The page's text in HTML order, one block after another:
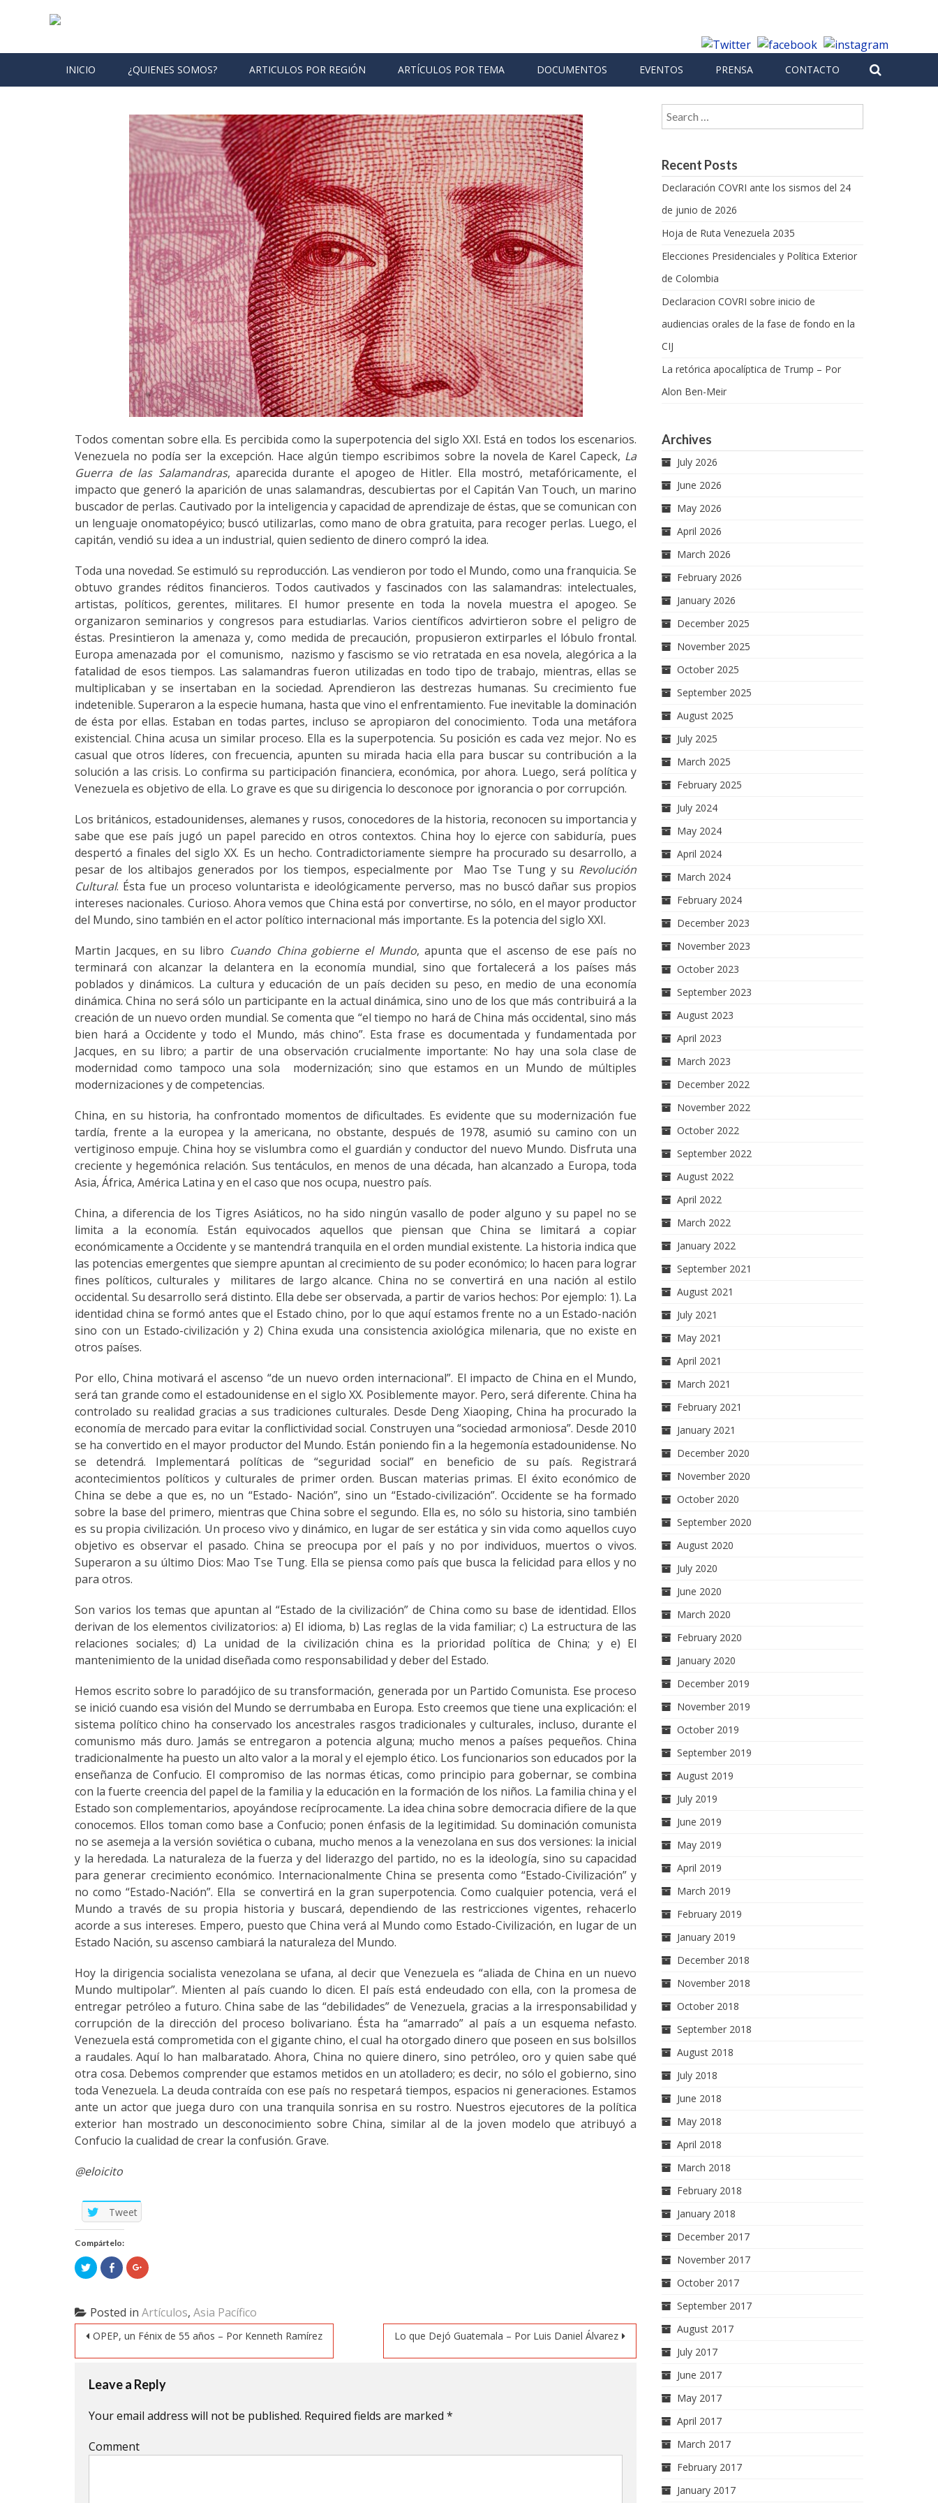
INICIO ¿QUIENES SOMOS? ARTICULOS POR REGIÓN ARTÍCULOS POR TEMA DOCUMENTOS EVENTOS PRENSA CONTACTO
Todos comentan sobre ella. Es percibida como la superpotencia del siglo XXI. Está en todos los escenarios.
Venezuela no podía ser la excepción. Hace algún tiempo escribimos sobre la novela de Karel Capeck, La
Guerra de las Salamandras, aparecida durante el apogeo de Hitler. Ella mostró, metafóricamente, el
impacto que generó la aparición de unas salamandras, descubiertas por el Capitán Van Touch, un marino
buscador de perlas. Cautivado por la inteligencia y capacidad de aprendizaje de éstas, que se comunican con
un lenguaje onomatopéyico; buscó utilizarlas, como mano de obra gratuita, para recoger perlas. Luego, el
capitán, vendió su idea a un industrial, quien sediento de dinero compró la idea.
Toda una novedad. Se estimuló su reproducción. Las vendieron por todo el Mundo, como una franquicia. Se
obtuvo grandes réditos financieros. Todos cautivados y fascinados con las salamandras: intelectuales,
artistas, políticos, gerentes, militares. El humor presente en toda la novela muestra el apogeo. Se
organizaron seminarios y congresos para estudiarlas. Varios científicos advirtieron sobre el peligro de
éstas. Presintieron la amenaza y, como medida de precaución, propusieron extirparles el lóbulo frontal.
Europa amenazada por el comunismo, nazismo y fascismo se vio retratada en esa novela, alegórica a la
fatalidad de esos tiempos. Las salamandras fueron utilizadas en todo tipo de trabajo, mientras, ellas se
multiplicaban y se insertaban en la sociedad. Aprendieron las destrezas humanas. Su crecimiento fue
indetenible. Superaron a la especie humana, hasta que vino el enfrentamiento. Fue inevitable la dominación
de ésta por ellas. Estaban en todas partes, incluso se apropiaron del conocimiento. Toda una metáfora
existencial. China acusa un similar proceso. Ella es la superpotencia. Su posición es cada vez mejor. No es
casual que otros líderes, con frecuencia, apunten su mirada hacia ella para buscar su contribución a la
solución a las crisis. Lo confirma su participación financiera, económica, por ahora. Luego, será política y
Venezuela es objetivo de ella. Lo grave es que su dirigencia lo desconoce por ignorancia o por corrupción.
Los británicos, estadounidenses, alemanes y rusos, conocedores de la historia, reconocen su importancia y
sabe que ese país jugó un papel parecido en otros contextos. China hoy lo ejerce con sabiduría, pues
despertó a finales del siglo XX. Es un hecho. Contradictoriamente siempre ha procurado su desarrollo, a
pesar de los altibajos generados por los tiempos, especialmente por Mao Tse Tung y su Revolución
Cultural. Ésta fue un proceso voluntarista e ideológicamente perverso, mas no buscó dañar sus propios
intereses nacionales. Curioso. Ahora vemos que China está por convertirse, no sólo, en el mayor productor
del Mundo, sino también en el actor político internacional más importante. Es la potencia del siglo XXI.
Martin Jacques, en su libro Cuando China gobierne el Mundo, apunta que el ascenso de ese país no
terminará con alcanzar la delantera en la economía mundial, sino que fortalecerá a los países más
poblados y dinámicos. La cultura y educación de un país deciden su peso, en medio de una economía
dinámica. China no será sólo un participante en la actual dinámica, sino uno de los que más contribuirá a la
creación de un nuevo orden mundial. Se comenta que “el tiempo no hará de China más occidental, sino más
bien hará a Occidente y todo el Mundo, más chino”. Esta frase es documentada y fundamentada por
Jacques, en su libro; a partir de una observación crucialmente importante: No hay una sola clase de
modernidad como tampoco una sola modernización; sino que estamos en un Mundo de múltiples
modernizaciones y de competencias.
China, en su historia, ha confrontado momentos de dificultades. Es evidente que su modernización fue
tardía, frente a la europea y la americana, no obstante, después de 1978, asumió su camino con un
vertiginoso empuje. China hoy se vislumbra como el guardián y conductor del nuevo Mundo. Disfruta una
creciente y hegemónica relación. Sus tentáculos, en menos de una década, han alcanzado a Europa, toda
Asia, África, América Latina y en el caso que nos ocupa, nuestro país.
China, a diferencia de los Tigres Asiáticos, no ha sido ningún vasallo de poder alguno y su papel no se
limita a la economía. Están equivocados aquellos que piensan que China se limitará a copiar
económicamente a Occidente y se mantendrá tranquila en el orden mundial existente. La historia indica que
las potencias emergentes que siempre apuntan al crecimiento de su poder económico; lo hacen para lograr
fines políticos, culturales y militares de largo alcance. China no se convertirá en una nación al estilo
occidental. Su desarrollo será distinto. Ella debe ser observada, a partir de varios hechos: Por ejemplo: 1). La
identidad china se formó antes que el Estado chino, por lo que aquí estamos frente no a un Estado-nación
sino con un Estado-civilización y 2) China exuda una consistencia axiológica milenaria, que no existe en
otros países.
Por ello, China motivará el ascenso “de un nuevo orden internacional”. El impacto de China en el Mundo,
será tan grande como el estadounidense en el siglo XX. Posiblemente mayor. Pero, será diferente. China ha
controlado su realidad gracias a sus tradiciones culturales. Desde Deng Xiaoping, China ha procurado la
economía de mercado para evitar la conflictividad social. Construyen una “sociedad armoniosa”. Desde 2010
se ha convertido en el mayor productor del Mundo. Están poniendo fin a la hegemonía estadounidense. No
se detendrá. Implementará políticas de “seguridad social” en beneficio de su país. Registrará
acontecimientos políticos y culturales de primer orden. Buscan materias primas. El éxito económico de
China se debe a que es, no un “Estado- Nación”, sino un “Estado-civilización”. Occidente se ha formado
sobre la base del primero, mientras que China sobre el segundo. Ella es, no sólo su historia, sino también
es su propia civilización. Un proceso vivo y dinámico, en lugar de ser estática y sin vida como aquellos cuyo
objetivo es observar el pasado. China se preocupa por el país y no por individuos, muertos o vivos.
Superaron a su último Dios: Mao Tse Tung. Ella se piensa como país que busca la felicidad para ellos y no
para otros.
Son varios los temas que apuntan al “Estado de la civilización” de China como su base de identidad. Ellos
derivan de los elementos civilizatorios: a) El idioma, b) Las reglas de la vida familiar; c) La estructura de las
relaciones sociales; d) La unidad de la civilización china es la prioridad política de China; y e) El
mantenimiento de la unidad diseñada como responsabilidad y deber del Estado.
Hemos escrito sobre lo paradójico de su transformación, generada por un Partido Comunista. Ese proceso
se inició cuando esa visión del Mundo se derrumbaba en Europa. Esto creemos que tiene una explicación: el
sistema político chino ha conservado los ancestrales rasgos tradicionales y culturales, incluso, durante el
comunismo más duro. Jamás se entregaron a potencia alguna; mucho menos a países pequeños. China
tradicionalmente ha puesto un alto valor a la moral y el ejemplo ético. Los funcionarios son educados por la
enseñanza de Confucio. El compromiso de las normas éticas, como principio para gobernar, se combina
con la fuerte creencia del papel de la familia y la educación en la formación de los niños. La familia china y el
Estado son complementarios, apoyándose recíprocamente. La idea china sobre democracia difiere de la que
conocemos. Ellos toman como base a Confucio; ponen énfasis de la legitimidad. Su dominación comunista
no se asemeja a la versión soviética o cubana, mucho menos a la venezolana en sus dos versiones: la inicial
y la heredada. La naturaleza de la fuerza y del liderazgo del partido, no es la ideología, sino su capacidad
para generar crecimiento económico. Internacionalmente China se presenta como “Estado-Civilización” y
no como “Estado-Nación”. Ella se convertirá en la gran superpotencia. Como cualquier potencia, verá el
Mundo a través de su propia historia y buscará, dependiendo de las restricciones vigentes, rehacerlo
acorde a sus intereses. Empero, puesto que China verá al Mundo como Estado-Civilización, en lugar de un
Estado Nación, su ascenso cambiará la naturaleza del Mundo.
Hoy la dirigencia socialista venezolana se ufana, al decir que Venezuela es “aliada de China en un nuevo
Mundo multipolar”. Mienten al país cuando lo dicen. El país está endeudado con ella, con la promesa de
entregar petróleo a futuro. China sabe de las “debilidades” de Venezuela, gracias a la irresponsabilidad y
corrupción de la dirección del proceso bolivariano. Ésta ha “amarrado” al país a un esquema nefasto.
Venezuela está comprometida con el gigante chino, el cual ha otorgado dinero que poseen en sus bolsillos
a raudales. Aquí lo han malbaratado. Ahora, China no quiere dinero, sino petróleo, oro y quien sabe qué
otra cosa. Debemos comprender que estamos metidos en un atolladero; es decir, no sólo el gobierno, sino
toda Venezuela. La deuda contraída con ese país no respetará tiempos, espacios ni generaciones. Estamos
ante un actor que juega duro con una tranquila sonrisa en su rostro. Nuestros ejecutores de la política
exterior han mostrado un desconocimiento sobre China, similar al de la joven modelo que atribuyó a
Confucio la cualidad de crear la confusión. Grave.
@eloicito
Tweet
Compártelo:
Click
to
share
(Opens
in
new
window)
Click
to
share
(Opens
in
new
window)
Click
to
(Opens
in
new
window)
Posted inArtículos,Asia Pacífico
Post navigation
OPEP, un Fénix de 55 años – Por Kenneth Ramírez Lo que Dejó Guatemala – Por Luis Daniel Álvarez
Leave a Reply
Your email address will not be published. Required fields are marked*
Comment
Search for:
Recent Posts
Declaración COVRI ante los sismos del 24
de junio de 2026
Hoja de Ruta Venezuela 2035
Elecciones Presidenciales y Política Exterior
de Colombia
Declaracion COVRI sobre inicio de
audiencias orales de la fase de fondo en la
CIJ
La retórica apocalíptica de Trump – Por
Alon Ben-Meir
Archives
July 2026
June 2026
May 2026
April 2026
March 2026
February 2026
January 2026
December 2025
November 2025
October 2025
September 2025
August 2025
July 2025
March 2025
February 2025
July 2024
May 2024
April 2024
March 2024
February 2024
December 2023
November 2023
October 2023
September 2023
August 2023
April 2023
March 2023
December 2022
November 2022
October 2022
September 2022
August 2022
April 2022
March 2022
January 2022
September 2021
August 2021
July 2021
May 2021
April 2021
March 2021
February 2021
January 2021
December 2020
November 2020
October 2020
September 2020
August 2020
July 2020
June 2020
March 2020
February 2020
January 2020
December 2019
November 2019
October 2019
September 2019
August 2019
July 2019
June 2019
May 2019
April 2019
March 2019
February 2019
January 2019
December 2018
November 2018
October 2018
September 2018
August 2018
July 2018
June 2018
May 2018
April 2018
March 2018
February 2018
January 2018
December 2017
November 2017
October 2017
September 2017
August 2017
July 2017
June 2017
May 2017
April 2017
March 2017
February 2017
January 2017